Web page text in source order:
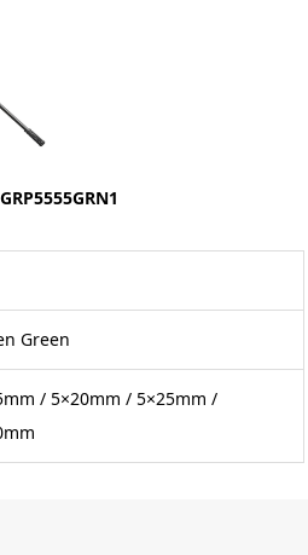
Green
/ 5×20mm / 5×25mm /